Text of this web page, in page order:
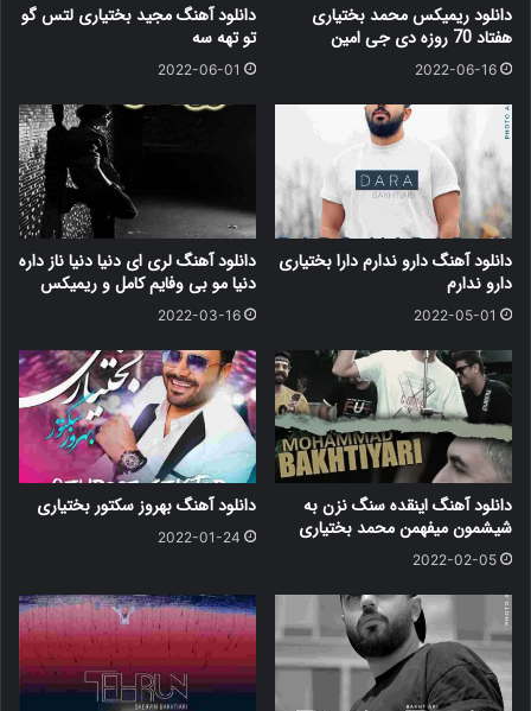
دانلود ریمیکس محمد بختیاری
هفتاد 70 روزه دی جی امین
2022-06-16
دانلود آهنگ مجید بختیاری لتس گو
تو تهه سه
2022-06-01
دانلود آهنگ دارو ندارم دارا بختیاری
دارو ندارم
2022-05-01
دانلود آهنگ لری ای دنیا دنیا ناز داره
دنیا مو بی وفایم کامل و ریمیکس
2022-03-16
دانلود آهنگ اینقده سنگ نزن به
شیشمون میفهمن محمد بختیاری
2022-02-05
دانلود آهنگ بهروز سکتور بختیاری
2022-01-24